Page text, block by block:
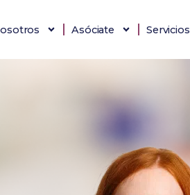
Asóciate Servicios